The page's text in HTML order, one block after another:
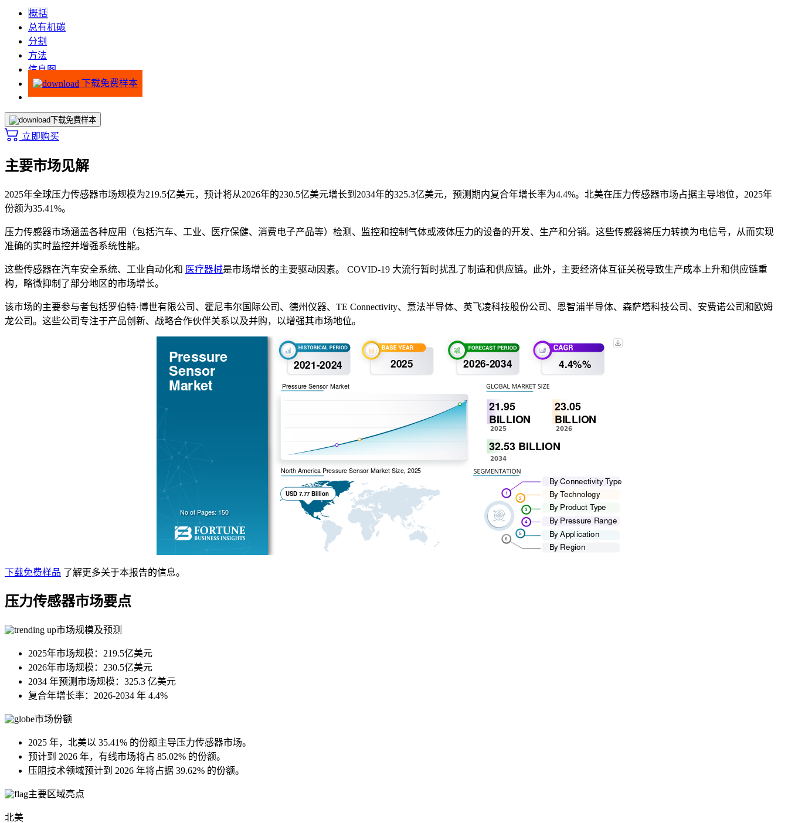
概括
总有机碳
分割
方法
信息图
下载免费样本
下载免费样本
立即购买
主要市场见解
2025年全球压力传感器市场规模为219.5亿美元，预计将从2026年的230.5亿美元增长到2034年的325.3亿美元，预测期内复合年增长率为4.4%。北美在压力传感器市场占据主导地位，2025年
份额为35.41%。
压力传感器市场涵盖各种应用（包括汽车、工业、医疗保健、消费电子产品等）检测、监控和控制气体或液体压力的设备的开发、生产和分销。这些传感器将压力转换为电信号，从而实现
准确的实时监控并增强系统性能。
这些传感器在汽车安全系统、工业自动化和 医疗器械是市场增长的主要驱动因素。 COVID-19 大流行暂时扰乱了制造和供应链。此外，主要经济体互征关税导致生产成本上升和供应链重
构，略微抑制了部分地区的市场增长。
该市场的主要参与者包括罗伯特·博世有限公司、霍尼韦尔国际公司、德州仪器、TE Con​​nectivity、意法半导体、英飞凌科技股份公司、恩智浦半导体、森萨塔科技公司、安费诺公司和欧姆
龙公司。这些公司专注于产品创新、战略合作伙伴关系以及并购，以增强其市场地位。
下载免费样品 了解更多关于本报告的信息。
压力传感器市场要点
市场规模及预测
2025年市场规模：219.5亿美元
2026年市场规模：230.5亿美元
2034 年预测市场规模：325.3 亿美元
复合年增长率：2026-2034 年 4.4%
市场份额
2025 年，北美以 35.41% 的份额主导压力传感器市场。
预计到 2026 年，有线市场将占 85.02% 的份额。
压阻技术领域预计到 2026 年将占据 39.62% 的份额。
主要区域亮点
北美